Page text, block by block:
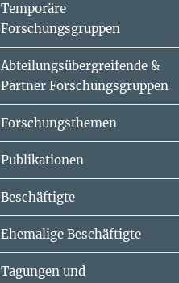
Temporäre
Forschungsgruppen
Abteilungsübergreifende &
Partner Forschungsgruppen
Forschungsthemen
Publikationen
Beschäftigte
Ehemalige Beschäftigte
Tagungen und